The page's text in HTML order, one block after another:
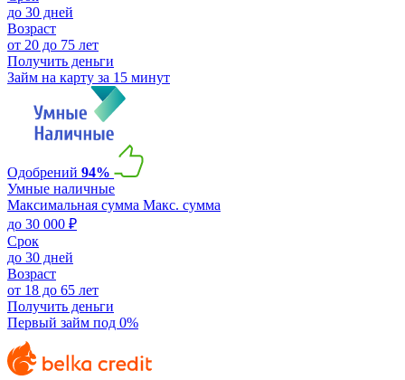
до 30 дней
Возраст
от 20 до 75 лет
Получить деньги
Займ на карту за 15 минут
Одобрений 94%
Умные наличные
Максимальная сумма Макс. сумма
до 30 000 ₽
Срок
до 30 дней
Возраст
от 18 до 65 лет
Получить деньги
Первый займ под 0%